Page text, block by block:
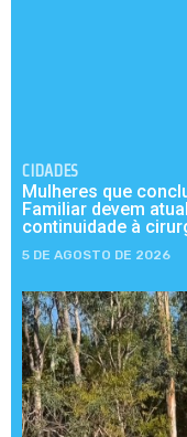
CIDADES
Mulheres que
Familiar devem
continuidade à
5 DE AGOSTO DE 2026